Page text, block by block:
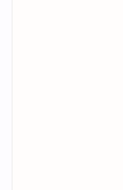
Terdapat permohonan
membuktikan bahwa
kebahagiaan kepada
menekankan pentingnya
penegasan bahwa sang
akan pernah pergi dan
"Beri
"Kau